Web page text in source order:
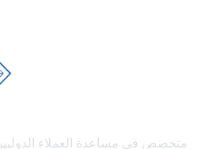
متخصص في مساعدة العملاء